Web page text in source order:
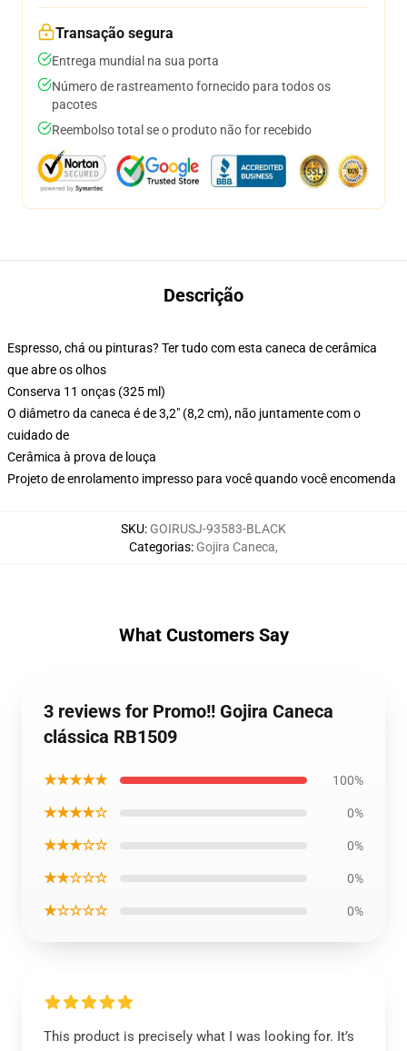
Transação segura
Entrega mundial na sua porta
Número de rastreamento fornecido para todos os
pacotes
Reembolso total se o produto não for recebido
Descrição
Espresso, chá ou pinturas? Ter tudo com esta caneca de cerâmica
que abre os olhos
Conserva 11 onças (325 ml)
O diâmetro da caneca é de 3,2" (8,2 cm), não juntamente com o
cuidado de
Cerâmica à prova de louça
Projeto de enrolamento impresso para você quando você encomenda
SKU: GOIRUSJ-93583-BLACK
Categorias: Gojira Caneca,
What Customers Say
3 reviews for Promo!! Gojira Caneca
clássica RB1509
★★★★★ 100%
★★★★☆ 0%
★★★☆☆ 0%
★★☆☆☆ 0%
★☆☆☆☆ 0%
This product is precisely what I was looking for. It’s